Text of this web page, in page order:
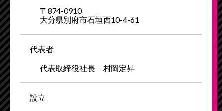
〒874-0910
大分県別府市石垣西10-4-61
代表者
代表取締役社長 村岡定昇
設立